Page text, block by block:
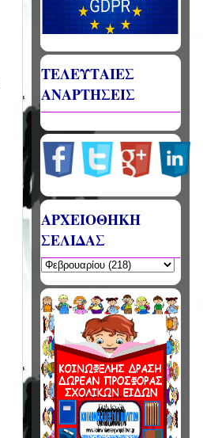
ΤΕΛΕΥΤΑΙΕΣ
ΑΝΑΡΤΗΣΕΙΣ
ΑΡΧΕΙΟΘΗΚΗ
ΣΕΛΙΔΑΣ